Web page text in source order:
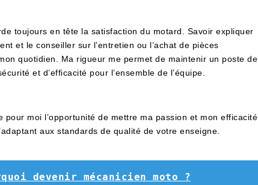
toujours en tête la satisfaction du motard. Savoir expliquer
et le conseiller sur l’entretien ou l’achat de pièces
quotidien. Ma rigueur me permet de maintenir un poste de
et d’efficacité pour l’ensemble de l’équipe.
moi l’opportunité de mettre ma passion et mon efficacité
aux standards de qualité de votre enseigne.
devenir mécanicien moto ?